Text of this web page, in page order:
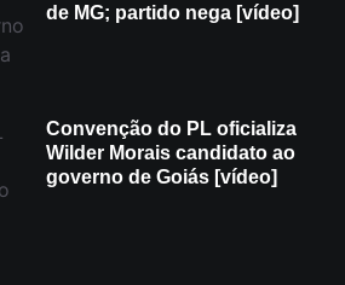
de MG; partido nega [vídeo]
Convenção do PL oficializa
Wilder Morais candidato ao
governo de Goiás [vídeo]